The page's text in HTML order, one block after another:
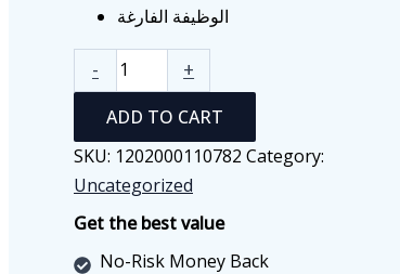
الوظيفة الفارغة
-
الكتروني
رقمي
quantity
+
ADD TO CART
SKU: 1202000110782 Category:
Uncategorized
Get the best value
No-Risk Money Back